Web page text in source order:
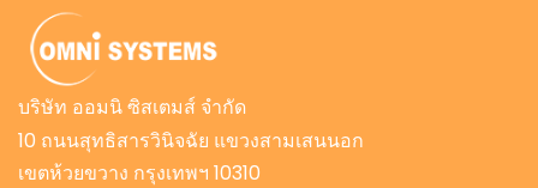
บริษัท ออมนิ ซิสเตมส์ จำกัด
10 ถนนสุทธิสารวินิจฉัย แขวงสามเสนนอก
เขตห้วยขวาง กรุงเทพฯ 10310